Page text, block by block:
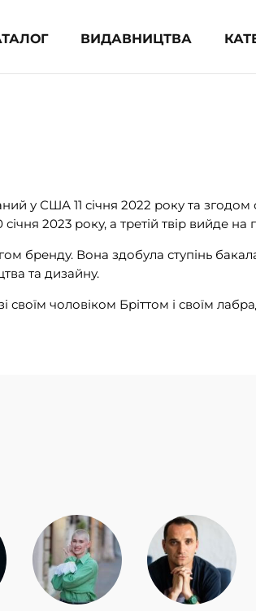
ВИДАВНИЦТВА
у США 11 січня 2022 року та
2023 року, а третій твір вийде на
бренду. Вона здобула ступінь
та дизайну.
своїм чоловіком Бріттом і своїм